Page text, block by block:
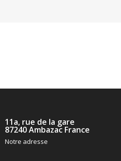
11a, rue de la gare
87240 Ambazac France
Notre adresse